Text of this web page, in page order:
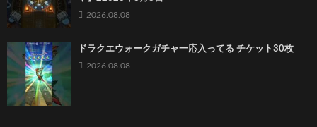
2026.08.08
ドラクエウォークガチャ一応入ってる チケット30枚
2026.08.08